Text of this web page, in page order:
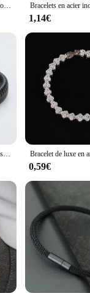
Perle de couleur blanche pour couple, croix d'amour, coeur, étoile, lettre, perlé, rapide, sans fil, bijoux de fête, 03/cadeau, mode, mn, 2 pièces
1,14€
Bracelet en cuir noir/marron classique pour homme, tissé à la main, monocouche, bracelet magnétique, cadeau de couple
0,59€